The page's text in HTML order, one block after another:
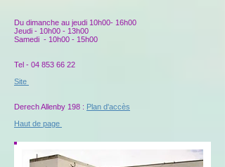
Du dimanche au jeudi 10h00- 16h00
Jeudi - 10h00 - 13h00
Samedi - 10h00 - 15h00
Tel - 04‎ 853 66 22
Site
Derech Allenby 198 : Plan d'accès
Haut de page